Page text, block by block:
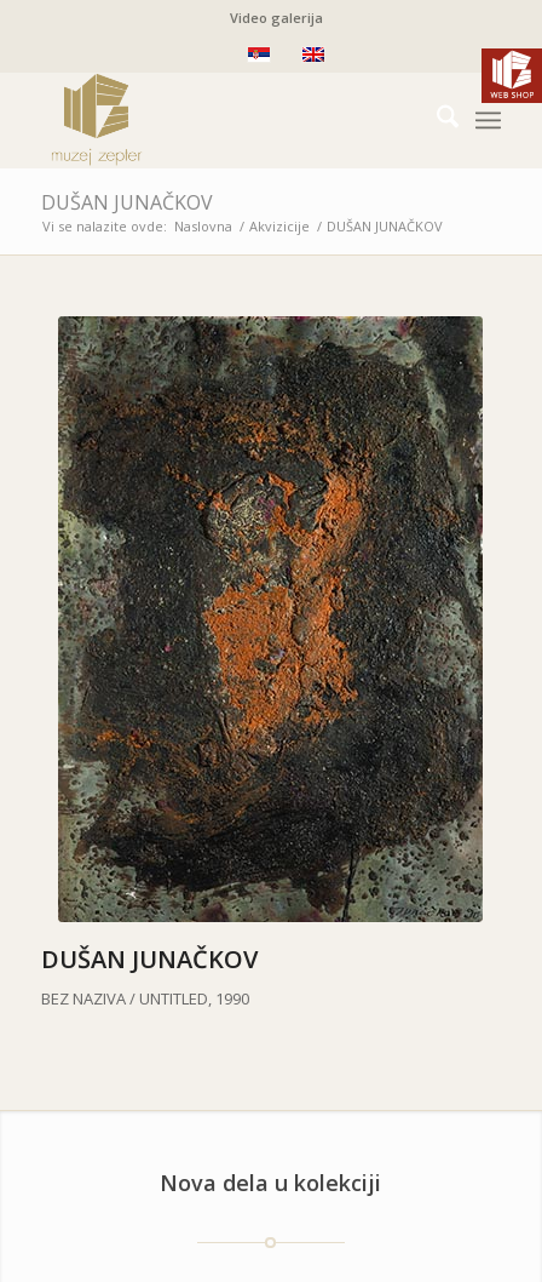
Video galerija
DUŠAN JUNAČKOV
Vi se nalazite ovde: Naslovna / Akvizicije / DUŠAN JUNAČKOV
DUŠAN JUNAČKOV
BEZ NAZIVA / UNTITLED, 1990
Nova dela u kolekciji